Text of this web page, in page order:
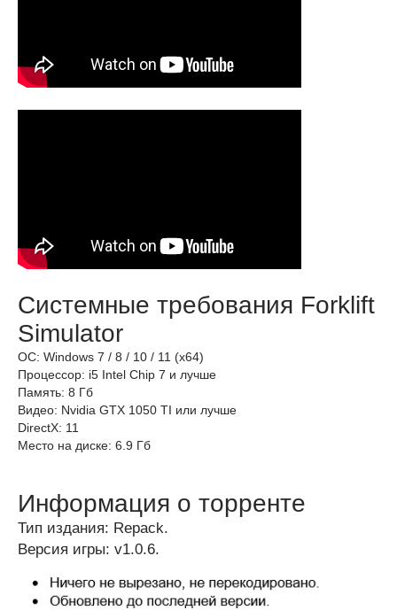
Системные требования Forklift
Simulator
ОС: Windows 7 / 8 / 10 / 11 (x64)
Процессор: i5 Intel Chip 7 и лучше
Память: 8 Гб
Видео: Nvidia GTX 1050 TI или лучше
DirectX: 11
Место на диске: 6.9 Гб
Информация о торренте
Тип издания: Repack.
Версия игры: v1.0.6.